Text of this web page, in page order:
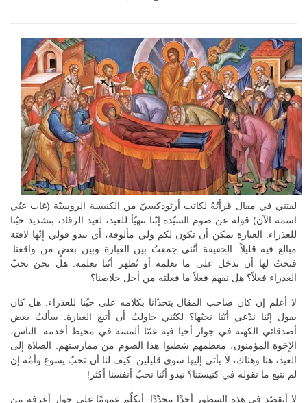
لفتني في مقال قرأتُهُ لكاتب أرثوذكسيّ من الكنيسة الروسيّة (غاب عنّي
اسمه الآن) قوله عن صوم السيّدة إنّنا نتهيّأ للعيد، لعيد الرقاد، بتشديد حبّنا
للعذراء. العبارة يمكن أن تكون لكم ولي مألوفة، أي يبدو قولي إنّها لافتة
مبالغ فيه قليلاً. الحقيقة أنّني جمعتُ بين العبارة وبين بعضٍ من واقعنا.
فتحتُ لها أن تدخل على ما نعلمه أو نُظهر أنّنا نعلمه. هل نحن نحبّ
العذراء فعلاً؟ هل نفهم فعلاً ما فعلته من أجل خلاصنا؟
لا أعلم إن كان صاحب المقال يتحدّانا بكلامه على حبّنا للعذراء. هل كان
يقول إنّنا ندّعي أنّنا نحبّها؟ لكنّني حاولتُ أن أتبع العبارة. سألتُ بعض
أصدقائي الكهنة في جوار أحيا فيه عمّا ألمسه في محيط أخدمه. الناس،
الإخوة المؤمنون، معظمهم شطبوا هذا الصوم من ممارستهم. الصلاة إلى
العيد، هنا وهناك، لا يأتي إليها سوى قليلين. كيف لنا أن نحبّ يسوع وأمّه إن
لم نتبع ما نقوله في كنيستنا؟ نبدو أنّنا نحبّ أنفسنا أكثر!
لا أتقصّد في هذه السطور أحدًا محدّدًا. أتكلّم عمومًا على جوار أعرفه من